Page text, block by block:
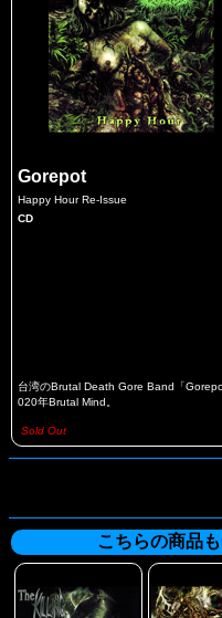
Gorepot
Happy Hour Re-Issue
CD
台湾のBrutal Death Gore Band「
020年Brutal Mind。
Sold Out
こちらの商品